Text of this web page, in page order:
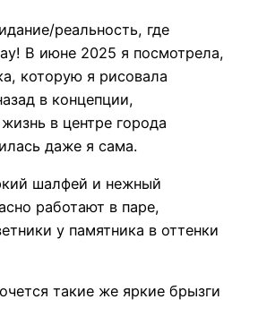
реальность, где
В июне 2025 я посмотрела,
которую я рисовала
в концепции,
в центре города
даже я сама.
шалфей и нежный
работают в паре,
у памятника в оттенки
такие же яркие брызги